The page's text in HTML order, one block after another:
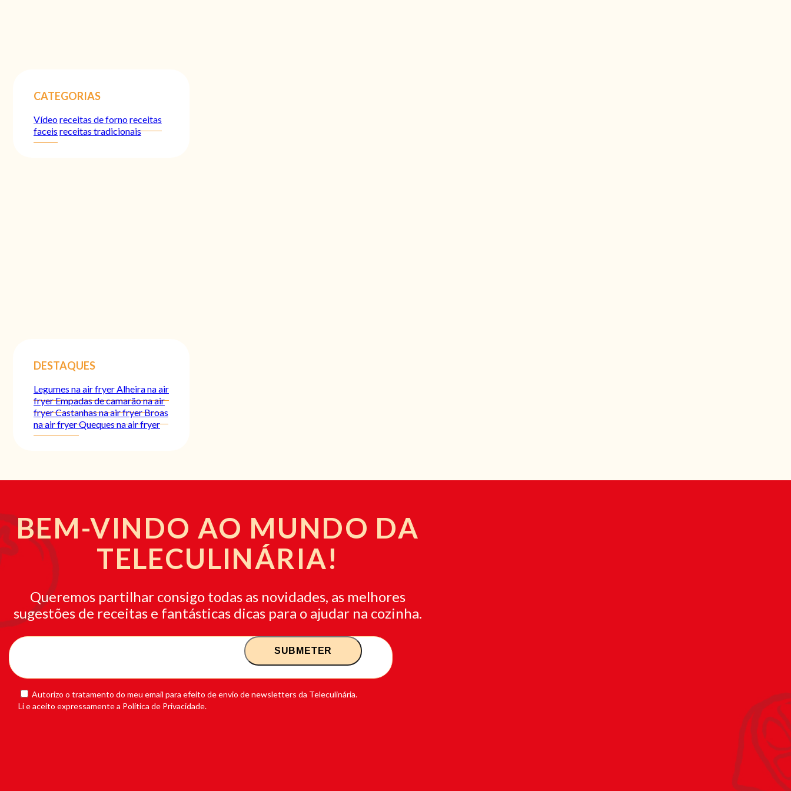
CATEGORIAS
Vídeoreceitas de fornoreceitas
faceisreceitas tradicionais
DESTAQUES
Legumes na air fryerAlheira na air
fryerEmpadas de camarão na air
fryerCastanhas na air fryerBroas
na air fryerQueques na air fryer
BEM-VINDO AO MUNDO DA
TELECULINÁRIA!
Queremos partilhar consigo todas as novidades, as melhores
sugestões de receitas e fantásticas dicas para o ajudar na cozinha.
Autorizo o tratamento do meu email para efeito de envio de newsletters da Teleculinária.
Li e aceito expressamente a Política de Privacidade.